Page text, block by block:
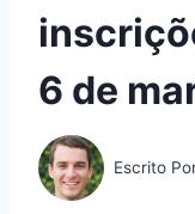
6 de
Escrito